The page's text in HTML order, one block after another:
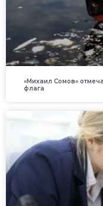
«Михаил Сомов»
флага